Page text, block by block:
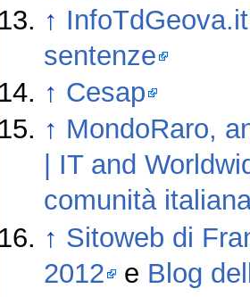
↑
sentenze
↑ Cesap
↑ MondoRaro,
| IT and
comunità
↑ Sitoweb di
2012 e Blog